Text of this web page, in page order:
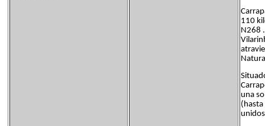
110
N268
una
(hasta